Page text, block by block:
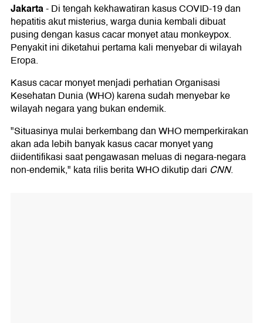
Jakarta-Di tengah kekhawatiran kasus COVID-19 dan
hepatitis akut misterius, warga dunia kembali dibuat
pusing dengan kasus cacar monyet atau monkeypox.
Penyakit ini diketahui pertama kali menyebar di wilayah
Eropa.
Kasus cacar monyet menjadi perhatian Organisasi
Kesehatan Dunia (WHO) karena sudah menyebar ke
wilayah negara yang bukan endemik.
"Situasinya mulai berkembang dan WHO memperkirakan
akan ada lebih banyak kasus cacar monyet yang
diidentifikasi saat pengawasan meluas di negara-negara
non-endemik," kata rilis berita WHO dikutip dari CNN.